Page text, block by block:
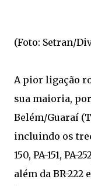
(Foto: Setran/
A pior ligação
sua maioria, por
Belém/Guaraí
incluindo os
150, PA-151, PA-
além da BR-222